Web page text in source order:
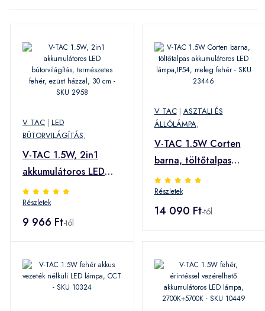
V TAC | LED
BÚTORVILÁGÍTÁS,
V-TAC 1.5W, 2in1
akkumulátoros LED
bútorvilágítás,
természetes fehér,
ezüst házzal, 30 cm -
Részletek
9 966 Ft-tól
V TAC| ASZTALI ÉS
ÁLLÓLÁMPA,
V-TAC 1.5W Corten
barna, töltőtalpas
akkumulátoros LED
lámpa,IP54, meleg
fehér - SKU 23446
Részletek
14 090 Ft-tól